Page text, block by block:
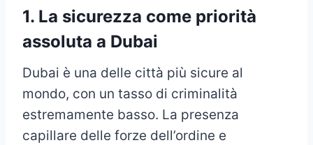
1. La sicurezza come priorità
assoluta a Dubai
Dubai è una delle città più sicure al
mondo, con un tasso di criminalità
estremamente basso. La presenza
capillare delle forze dell’ordine e